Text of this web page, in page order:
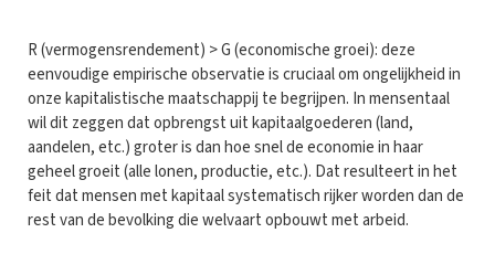
R (vermogensrendement) > G (economische groei): deze
eenvoudige empirische observatie is cruciaal om ongelijkheid in
onze kapitalistische maatschappij te begrijpen. In mensentaal
wil dit zeggen dat opbrengst uit kapitaalgoederen (land,
aandelen, etc.) groter is dan hoe snel de economie in haar
geheel groeit (alle lonen, productie, etc.). Dat resulteert in het
feit dat mensen met kapitaal systematisch rijker worden dan de
rest van de bevolking die welvaart opbouwt met arbeid.